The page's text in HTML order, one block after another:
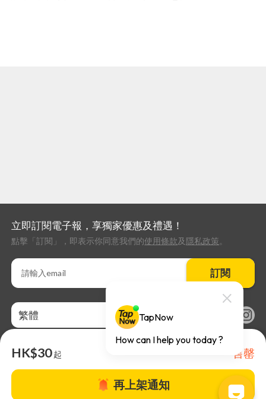
HK$30起 售罄
再上架通知
立即訂閱電子報，享獨家優惠及禮遇！
點擊「訂閱」，即表示你同意我們的使用條款及 隱私政策。
訂閱
繁體